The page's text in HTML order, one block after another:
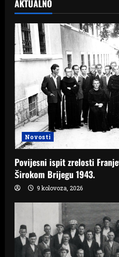
AKTUALNO
Novosti
Povijesni ispit zrelosti
Širokom Brijegu 1943.
9 kolovoza, 2026